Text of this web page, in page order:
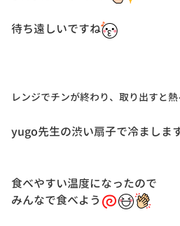
待ち遠しいですね
レンジでチンが終わり、取り出すと熱
yugo先生の渋い扇子で冷ましま
食べやすい温度になったので
みんなで食べよう